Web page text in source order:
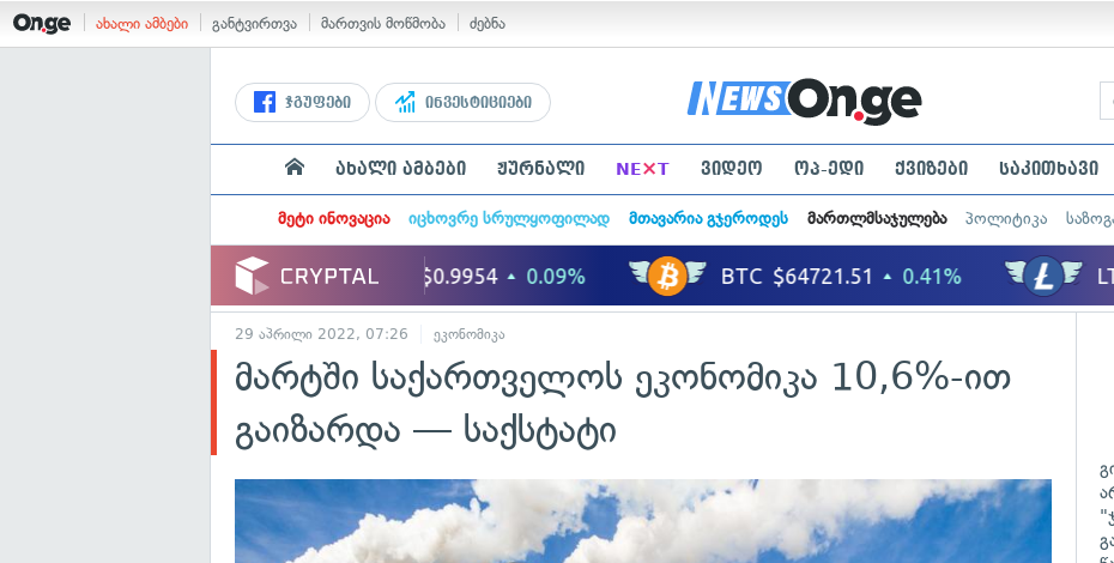
ახალი ამბები განტვირთვა მართვის მოწმობა ძებნა
ჯგუფები ინვესტიციები
ახალი ამბები ჟურნალი NE×T ვიდეო ოპ-ედი ქვიზები საკითხავი
მეტი ინოვაცია იცხოვრე სრულყოფილად მთავარია გჯეროდეს მართლმსაჯულება პოლიტიკა
29 აპრილი 2022, 07:26 ეკონომიკა
მარტში საქართველოს ეკონომიკა 10,6%-ით
გაიზარდა — საქსტატი